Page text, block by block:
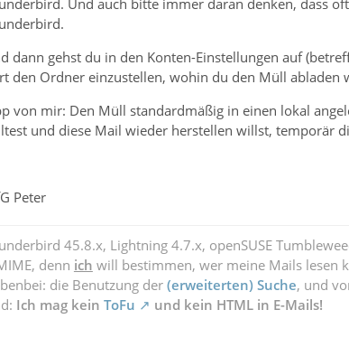
Und auch bitte immer daran denken, dass
dann gehst du in den Konten-Einstellungen auf
den Ordner einzustellen, wohin du den Müll abladen
von mir: Den Müll standardmäßig in einen lokal
und diese Mail wieder herstellen willst, temporär
Peter
45.8.x, Lightning 4.7.x, openSUSE
denn ich will bestimmen, wer meine Mails lesen
die Benutzung der (erweiterten) Suche, und
Ich mag kein ToFu und kein HTML in E-Mails!